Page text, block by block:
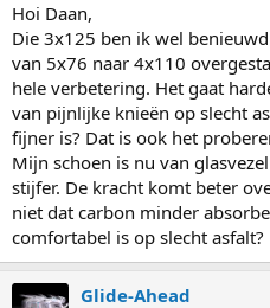
Hoi Daan,
Die 3x125 ben ik wel
van 5x76 naar 4x110
hele verbetering. Het gaat
van pijnlijke knieën op slecht
fijner is? Dat is ook het
Mijn schoen is nu van
stijfer. De kracht komt beter
niet dat carbon minder
comfortabel is op slecht asfalt?
Glide-Ahead